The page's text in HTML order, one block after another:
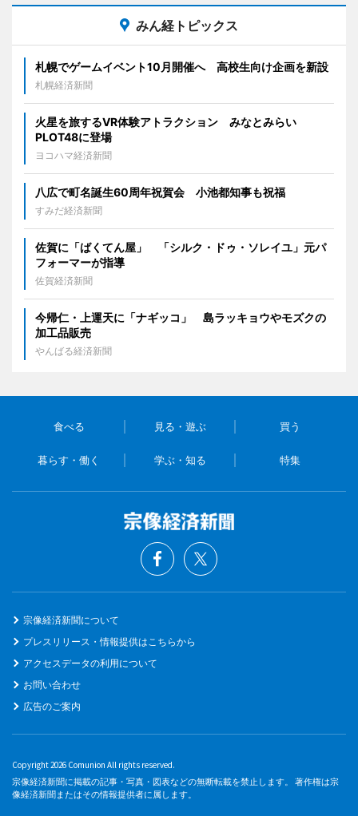
みん経トピックス
札幌でゲームイベント10月開催へ 高校生向け企画を新設
札幌経済新聞
火星を旅するVR体験アトラクション みなとみらい
PLOT48に登場
ヨコハマ経済新聞
八広で町名誕生60周年祝賀会 小池都知事も祝福
すみだ経済新聞
佐賀に「ばくてん屋」 「シルク・ドゥ・ソレイユ」元パ
フォーマーが指導
佐賀経済新聞
今帰仁・上運天に「ナギッコ」 島ラッキョウやモズクの
加工品販売
やんばる経済新聞
食べる 見る・遊ぶ 買う
暮らす・働く 学ぶ・知る 特集
宗像経済新聞について
プレスリリース・情報提供はこちらから
アクセスデータの利用について
お問い合わせ
広告のご案内
Copyright 2026 Comunion All rights reserved.
宗像経済新聞に掲載の記事・写真・図表などの無断転載を禁止します。 著作権は宗
像経済新聞またはその情報提供者に属します。